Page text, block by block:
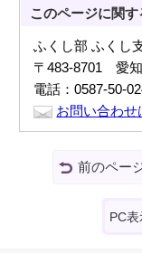
このページに関す
ふくし部 ふくし
〒483-8701 愛
電話：0587-50-
お問い合わせ
前のペー
PC表